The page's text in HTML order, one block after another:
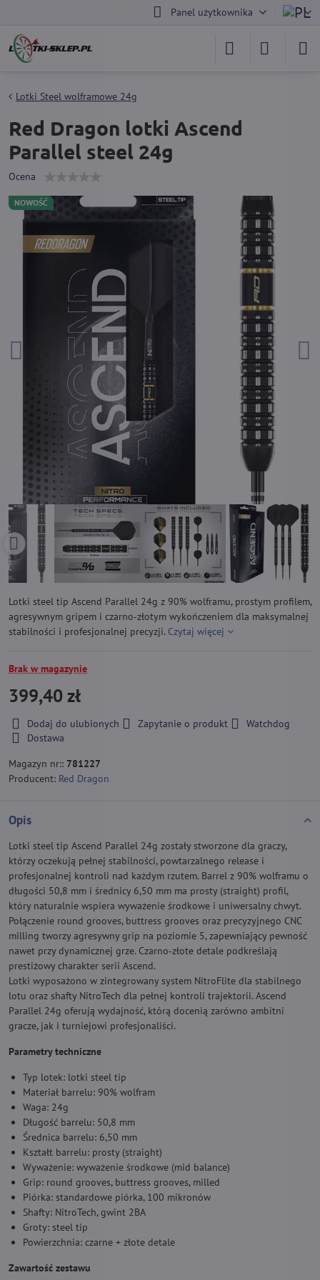
Panel użytkownika
NOWOŚĆ
Lotki Steel wolframowe 24g
Red Dragon lotki Ascend
Parallel steel 24g
Ocena
Lotki steel tip Ascend Parallel 24g z 90% wolframu, prostym profilem,
agresywnym gripem i czarno‑złotym wykończeniem dla maksymalnej
stabilności i profesjonalnej precyzji. Czytaj więcej
Brak w magazynie
399,40 zł
Dodaj do ulubionych Zapytanie o produkt
Watchdog
Dostawa
Magazyn nr:: 781227
Producent: Red Dragon
Opis
Lotki steel tip Ascend Parallel 24g zostały stworzone dla graczy,
którzy oczekują pełnej stabilności, powtarzalnego release i
profesjonalnej kontroli nad każdym rzutem. Barrel z 90% wolframu o
długości 50,8 mm i średnicy 6,50 mm ma prosty (straight) profil,
który naturalnie wspiera wyważenie środkowe i uniwersalny chwyt.
Połączenie round grooves, buttress grooves oraz precyzyjnego CNC
milling tworzy agresywny grip na poziomie 5, zapewniający pewność
nawet przy dynamicznej grze. Czarno‑złote detale podkreślają
prestiżowy charakter serii Ascend.
Lotki wyposażono w zintegrowany system NitroFlite dla stabilnego
lotu oraz shafty NitroTech dla pełnej kontroli trajektorii. Ascend
Parallel 24g oferują wydajność, którą docenią zarówno ambitni
gracze, jak i turniejowi profesjonaliści.
Parametry techniczne
Typ lotek: lotki steel tip
Materiał barrelu: 90% wolfram
Waga: 24g
Długość barrelu: 50,8 mm
Średnica barrelu: 6,50 mm
Kształt barrelu: prosty (straight)
Wyważenie: wyważenie środkowe (mid balance)
Grip: round grooves, buttress grooves, milled
Piórka: standardowe piórka, 100 mikronów
Shafty: NitroTech, gwint 2BA
Groty: steel tip
Powierzchnia: czarne + złote detale
Zawartość zestawu